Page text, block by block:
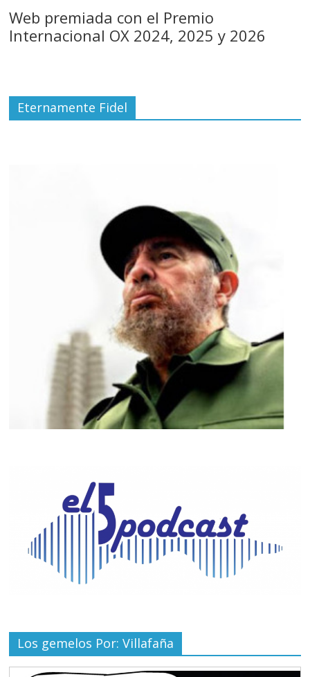
Web premiada con el Premio
Internacional OX 2024, 2025 y 2026
Eternamente Fidel
Los gemelos Por: Villafaña